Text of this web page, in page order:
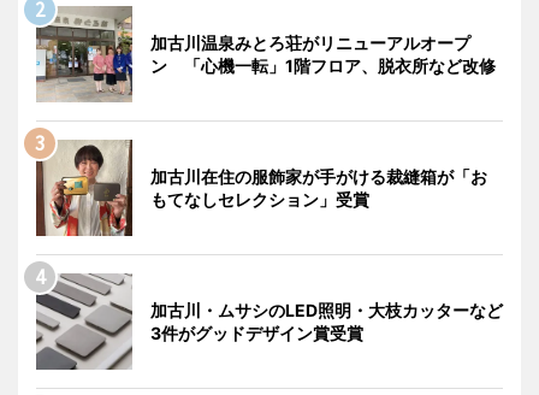
加古川温泉みとろ荘がリニューアルオープ
ン 「心機一転」1階フロア、脱衣所など改修
加古川在住の服飾家が手がける裁縫箱が「お
もてなしセレクション」受賞
加古川・ムサシのLED照明・大枝カッターなど
3件がグッドデザイン賞受賞